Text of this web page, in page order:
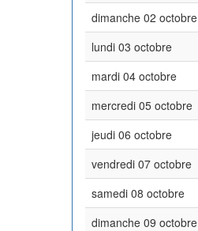
dimanche 02 octobre
lundi 03 octobre
mardi 04 octobre
mercredi 05 octobre
jeudi 06 octobre
vendredi 07 octobre
samedi 08 octobre
dimanche 09 octobre